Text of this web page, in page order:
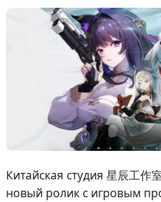
Китайская студия 星辰工作
новый ролик с игровым